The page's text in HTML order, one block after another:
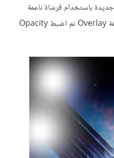
باستخدام فرشاة ناعمة
كبيرة. اجعل خصائص مزج هذه الطبقة Overlay ثم اضبط Opacity